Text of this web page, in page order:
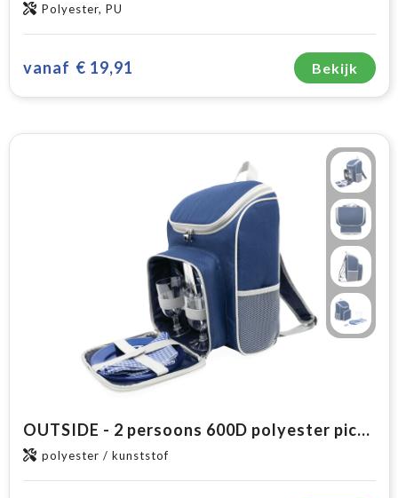
Polyester, PU
vanaf € 19,91 Bekijk
OUTSIDE - 2 persoons 600D polyester picknick rugzak
polyester / kunststof